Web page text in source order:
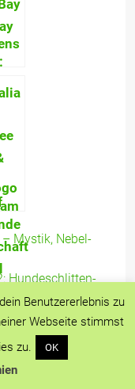
–
Mystik, Nebel-
Hundeschlitten-
Reise-
Startseite
Benutzererlebnis zu
Webseite stimmst
zu.
OK